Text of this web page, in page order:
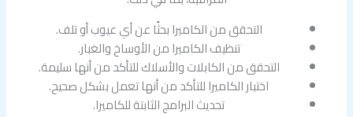
التحقق من الكاميرا بحثًا عن أي عيوب أو تلف.
تنظيف الكاميرا من الأوساخ والغبار.
التحقق من الكابلات والأسلاك للتأكد من أنها سليمة.
اختبار الكاميرا للتأكد من أنها تعمل بشكل صحيح.
تحديث البرامج الثابتة للكاميرا.